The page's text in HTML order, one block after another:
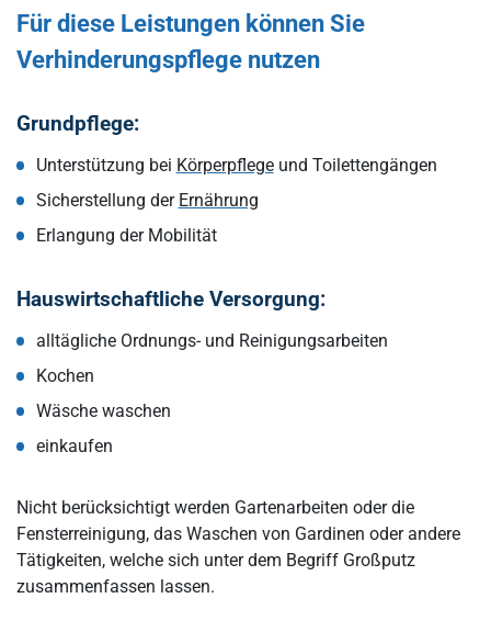
Für diese Leistungen können Sie
Verhinderungspflege nutzen
Grundpflege:
Unterstützung bei Körperpflegeund Toilettengängen
Sicherstellung der Ernährung
Erlangung der Mobilität
Hauswirtschaftliche Versorgung:
alltägliche Ordnungs- und Reinigungsarbeiten
Kochen
Wäsche waschen
einkaufen
Nicht berücksichtigt werden Gartenarbeiten oder die
Fensterreinigung, das Waschen von Gardinen oder andere
Tätigkeiten, welche sich unter dem Begriff Großputz
zusammenfassen lassen.